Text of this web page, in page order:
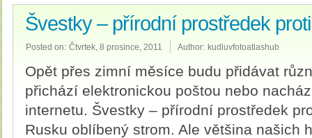
Švestky – přírodní prostředek
Posted on: Čtvrtek, 8 prosince, 2011 Author: kudluvfotoatlashub
Opět přes zimní měsíce budu přidávat
přichází elektronickou poštou nebo
internetu. Švestky – přírodní prostředek
Rusku oblíbený strom. Ale většina našich